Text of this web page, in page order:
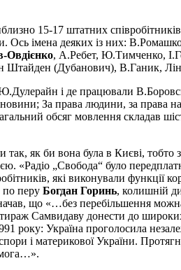
15-17 штатних
Ось імена деяких із них:
Овдієнко, А.Ребет, Ю.Тимченко,
(Дубанович), В.Ганик, Ліна
і де працювали
За права людини, за права
обсяг мовлення складав
так, як би вона була в Києві,
«Радіо „Свобода“ було
які виконували функції
по перу Богдан Горинь, колишній
що «…без перебільшення
Самвидаву донести до
року: Україна проголосила
і материкової України.